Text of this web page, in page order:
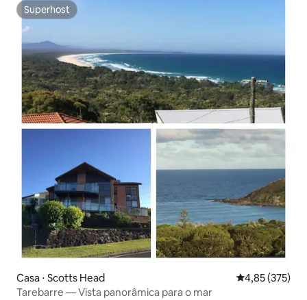
Superhost
Superhost
Casa ⋅ Scotts Head 4,85 de uma
4,85 (375)
Tarebarre — Vista panorâmica para o mar